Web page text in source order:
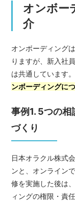
オンボー
介
オンボーディング
りますが、新入社
は共通しています。
ンボーディングに
事例1. 5つの
づくり
日本オラクル株式
ンと、オンライン
修を実施した後は
ィングの権限・責